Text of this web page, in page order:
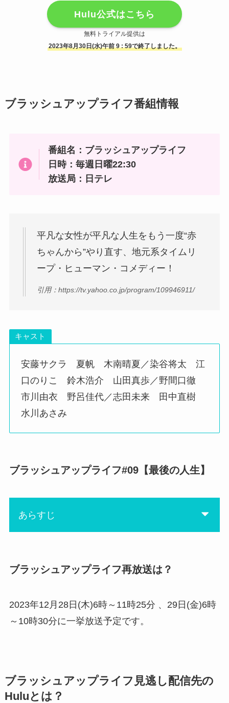
Hulu公式はこちら
無料トライアル提供は
2023年8月30日(水)午前 9 : 59で終了しました。
ブラッシュアップライフ番組情報
番組名：ブラッシュアップライフ
日時：毎週日曜22:30
放送局：日テレ
平凡な女性が平凡な人生をもう一度“赤
ちゃんから”やり直す、地元系タイムリ
ープ・ヒューマン・コメディー！
引用：https://tv.yahoo.co.jp/program/109946911/
キャスト
安藤サクラ 夏帆 木南晴夏／染谷将太 江
口のりこ 鈴木浩介 山田真歩／野間口徹
市川由衣 野呂佳代／志田未来 田中直樹
水川あさみ
ブラッシュアップライフ#09【最後の人生】
あらすじ
ブラッシュアップライフ再放送は？
2023年12月28日(木)6時～11時25分 、29日(金)6時
～10時30分に一挙放送予定です。
ブラッシュアップライフ見逃し配信先の
Huluとは？